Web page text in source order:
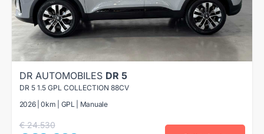
DR AUTOMOBILES DR 5
DR 5 1.5 GPL COLLECTION 88CV
2026 | 0km | GPL | Manuale
€ 24.530